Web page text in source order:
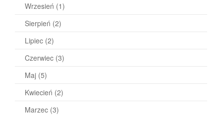
Wrzesień (1)
Sierpień (2)
Lipiec (2)
Czerwiec (3)
Maj (5)
Kwiecień (2)
Marzec (3)